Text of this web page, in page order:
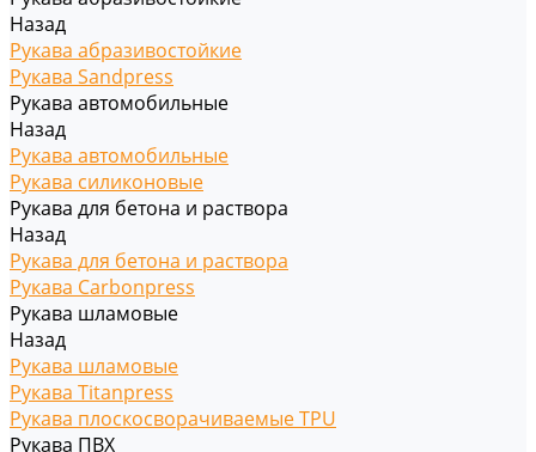
Назад
Рукава абразивостойкие
Рукава Sandpress
Рукава автомобильные
Назад
Рукава автомобильные
Рукава силиконовые
Рукава для бетона и раствора
Назад
Рукава для бетона и раствора
Рукава Carbonpress
Рукава шламовые
Назад
Рукава шламовые
Рукава Titanpress
Рукава плоскосворачиваемые TPU
Рукава ПВХ